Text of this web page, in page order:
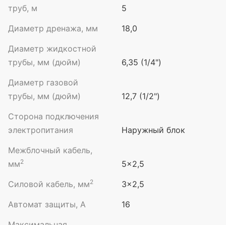
труб, м
5
Диаметр дренажа, мм
18,0
Диаметр жидкостной
трубы, мм (дюйм)
6,35 (1/4")
Диаметр газовой
трубы, мм (дюйм)
12,7 (1/2")
Сторона подключения
электропитания
Наружный блок
Межблочный кабель,
мм2
5×2,5
Силовой кабель, мм2
3×2,5
Автомат защиты, А
16